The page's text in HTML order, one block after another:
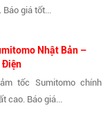
Báo giá tốt...
Nhật Bản –
Điện
tốc Sumitomo chính
cao. Báo giá...